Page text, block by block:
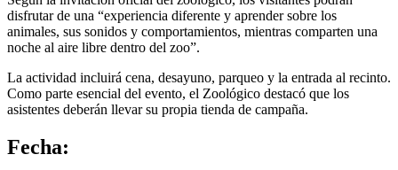
disfrutar de una “experiencia diferente y aprender sobre los
animales, sus sonidos y comportamientos, mientras comparten una
noche al aire libre dentro del zoo”.
La actividad incluirá cena, desayuno, parqueo y la entrada al recinto.
Como parte esencial del evento, el Zoológico destacó que los
asistentes deberán llevar su propia tienda de campaña.
Fecha: